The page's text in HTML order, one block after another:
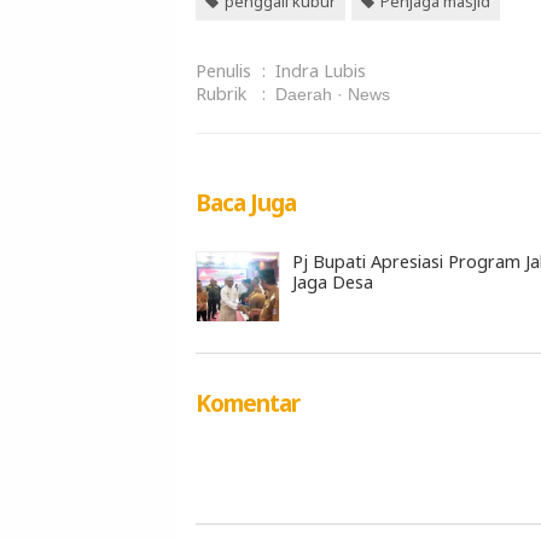
Penulis : Indra Lubis
Rubrik
: Daerah News
Baca Juga
Pj Bupati Apresiasi Program
Jaga Desa
Komentar